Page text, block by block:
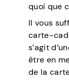
quoi que
Il vous
carte-
s’agit
être en
de la